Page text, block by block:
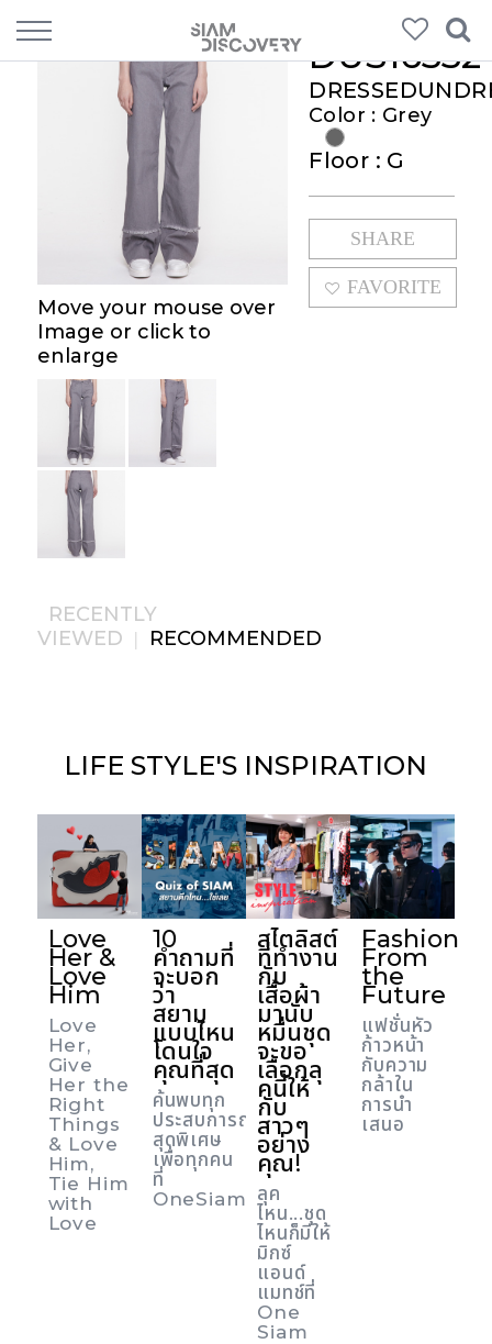
Move your mouse over
Image or click to
enlarge
DUS16332
Color : Grey
Floor : G
SHARE
FAVORITE
RECENTLY
VIEWED | RECOMMENDED
LIFE STYLE'S INSPIRATION
Love
Her &
Love
Him
Love
Her,
Give
Her the
Right
Things
& Love
Him,
Tie Him
with
Love
10
คำถามที่
จะบอก
ว่า
สยาม
แบบไหน
โดนใจ
คุณที่สุด
ค้นพบทุก
ประสบการณ์
สุดพิเศษ
เพื่อทุกคน
ที่
OneSiam
สไตลิสต์
ที่ทำงาน
กับ
เสื้อผ้า
มานับ
หมื่นชุด
จะขอ
เลือกลุ
คนี้ให้
กับ
สาวๆ
อย่าง
คุณ!
ลุค
ไหน...ชุด
ไหนก็มีให้
มิกซ์
แอนด์
แมทช์ที่
One
Siam
Fashion
From
the
Future
แฟชั่นหัว
ก้าวหน้า
กับความ
กล้าใน
การนำ
เสนอ